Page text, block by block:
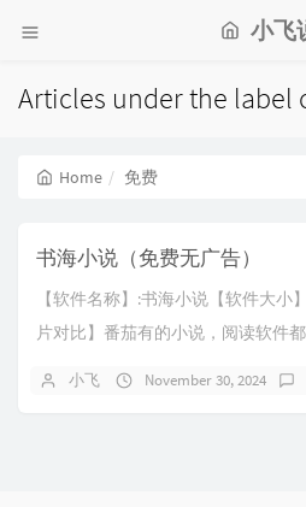
小飞
Articles under the label
Home 免费
书海小说（免费无广告）
【软件名称】:书海小说【软件大小
片对比】番茄有的小说，阅读软件都
小飞 November 30, 2024